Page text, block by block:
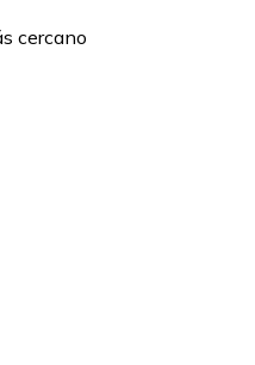
cercano